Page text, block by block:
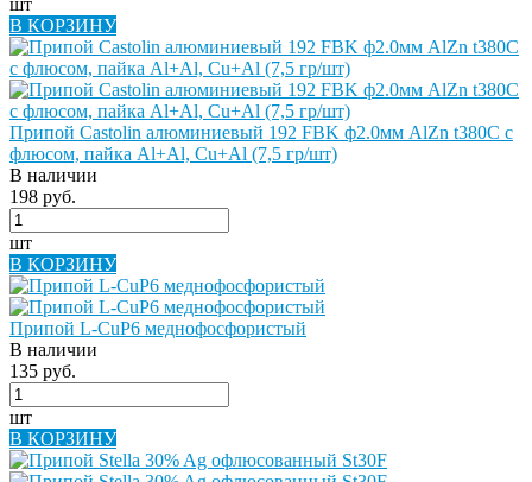
В КОРЗИНУ
Припой Castolin алюминиевый 192 FBK ф2.0мм AlZn t380C с
флюсом, пайка Al+Al, Сu+Al (7,5 гр/шт)
В наличии
198 руб.
шт
В КОРЗИНУ
Припой L-CuP6 меднофосфористый
В наличии
135 руб.
шт
В КОРЗИНУ